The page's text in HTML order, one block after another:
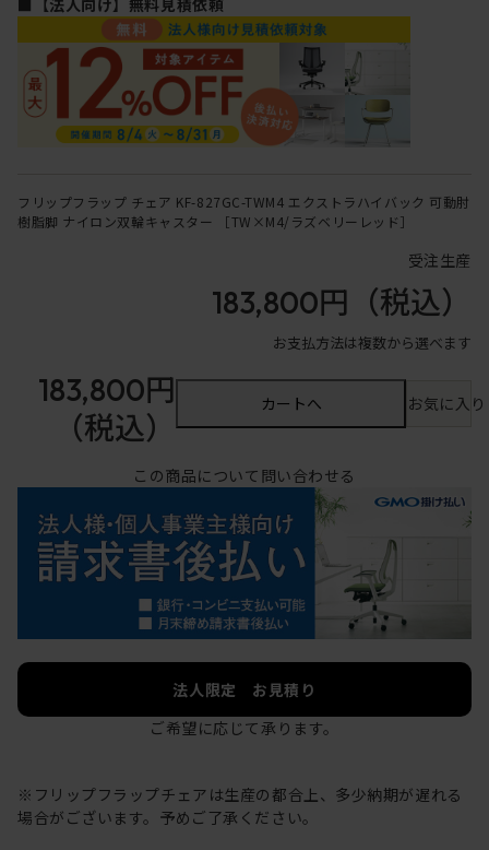
■【法人向け】無料見積依頼
フリップフラップ チェア KF-827GC-TWM4 エクストラハイバック 可動肘
樹脂脚 ナイロン双輪キャスター ［TW×M4/ラズベリーレッド］
受注生産
183,800円 （税込）
お支払方法は複数から選べます
183,800円
（税込）
カートへ お気に入
この商品について問い合わせる
法人限定 お見積り
ご希望に応じて承ります。
※フリップフラップチェアは生産の都合上、多少納期が遅れる
場合がございます。予めご了承ください。